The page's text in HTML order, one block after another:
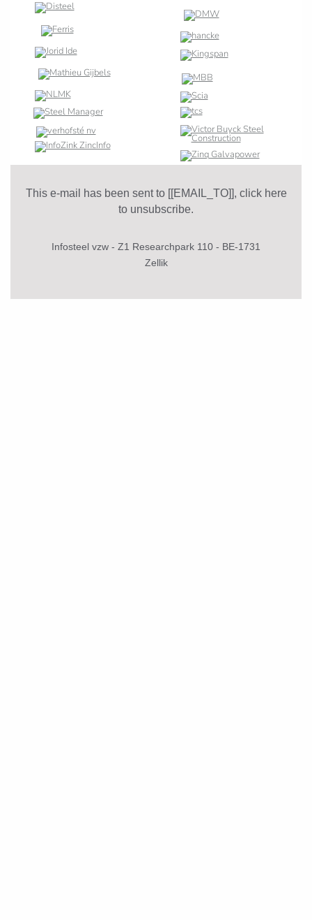
This e-mail has been sent to [[EMAIL_TO]], click here
to unsubscribe.
Infosteel vzw - Z1 Researchpark 110 - BE-1731
Zellik